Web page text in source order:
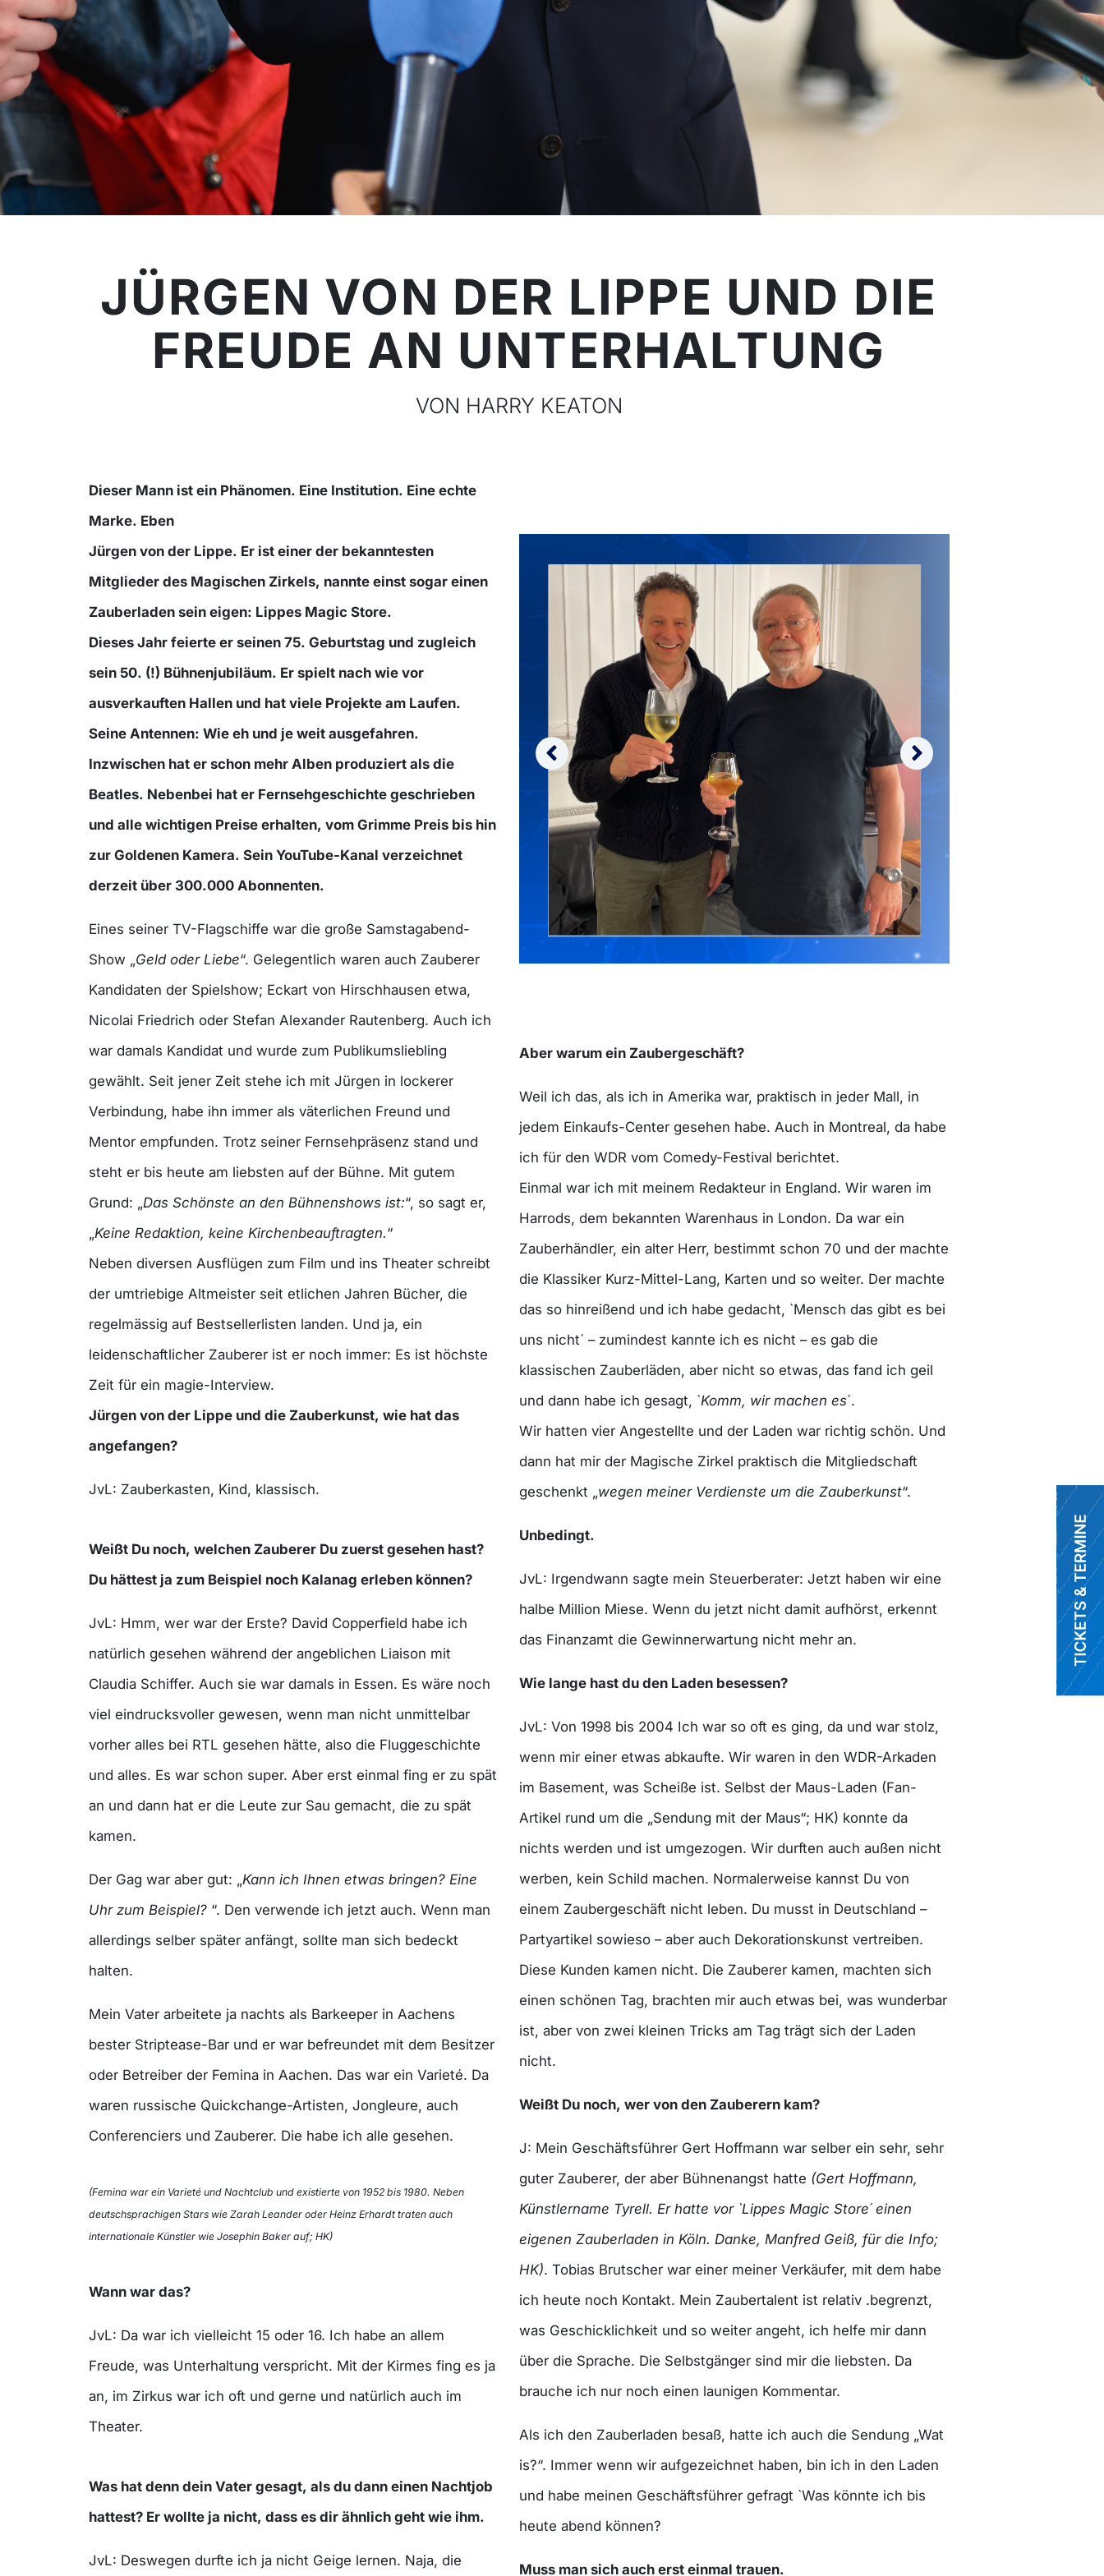
JÜRGEN VON DER LIPPE UND DIE
FREUDE AN UNTERHALTUNG
VON HARRY KEATON
Dieser Mann ist ein Phänomen. Eine Institution. Eine echte
Marke. Eben
Jürgen von der Lippe. Er ist einer der bekanntesten
Mitglieder des Magischen Zirkels, nannte einst sogar einen
Zauberladen sein eigen: Lippes Magic Store.
Dieses Jahr feierte er seinen 75. Geburtstag und zugleich
sein 50. (!) Bühnenjubiläum. Er spielt nach wie vor
ausverkauften Hallen und hat viele Projekte am Laufen.
Seine Antennen: Wie eh und je weit ausgefahren.
Inzwischen hat er schon mehr Alben produziert als die
Beatles. Nebenbei hat er Fernsehgeschichte geschrieben
und alle wichtigen Preise erhalten, vom Grimme Preis bis hin
zur Goldenen Kamera. Sein YouTube-Kanal verzeichnet
derzeit über 300.000 Abonnenten.
Eines seiner TV-Flagschiffe war die große Samstagabend-
Show „Geld oder Liebe“. Gelegentlich waren auch Zauberer
Kandidaten der Spielshow; Eckart von Hirschhausen etwa,
Nicolai Friedrich oder Stefan Alexander Rautenberg. Auch ich
war damals Kandidat und wurde zum Publikumsliebling
gewählt. Seit jener Zeit stehe ich mit Jürgen in lockerer
Verbindung, habe ihn immer als väterlichen Freund und
Mentor empfunden. Trotz seiner Fernsehpräsenz stand und
steht er bis heute am liebsten auf der Bühne. Mit gutem
Grund: „Das Schönste an den Bühnenshows ist:“, so sagt er,
„Keine Redaktion, keine Kirchenbeauftragten.“
Neben diversen Ausflügen zum Film und ins Theater schreibt
der umtriebige Altmeister seit etlichen Jahren Bücher, die
regelmässig auf Bestsellerlisten landen. Und ja, ein
leidenschaftlicher Zauberer ist er noch immer: Es ist höchste
Zeit für ein magie-Interview.
Jürgen von der Lippe und die Zauberkunst, wie hat das
angefangen?
JvL: Zauberkasten, Kind, klassisch.
Weißt Du noch, welchen Zauberer Du zuerst gesehen hast?
Du hättest ja zum Beispiel noch Kalanag erleben können?
JvL: Hmm, wer war der Erste? David Copperfield habe ich
natürlich gesehen während der angeblichen Liaison mit
Claudia Schiffer. Auch sie war damals in Essen. Es wäre noch
viel eindrucksvoller gewesen, wenn man nicht unmittelbar
vorher alles bei RTL gesehen hätte, also die Fluggeschichte
und alles. Es war schon super. Aber erst einmal fing er zu spät
an und dann hat er die Leute zur Sau gemacht, die zu spät
kamen.
Der Gag war aber gut: „Kann ich Ihnen etwas bringen? Eine
Uhr zum Beispiel? “. Den verwende ich jetzt auch. Wenn man
allerdings selber später anfängt, sollte man sich bedeckt
halten.
Mein Vater arbeitete ja nachts als Barkeeper in Aachens
bester Striptease-Bar und er war befreundet mit dem Besitzer
oder Betreiber der Femina in Aachen. Das war ein Varieté. Da
waren russische Quickchange-Artisten, Jongleure, auch
Conferenciers und Zauberer. Die habe ich alle gesehen.
(Femina war ein Varieté und Nachtclub und existierte von 1952 bis 1980. Neben
deutschsprachigen Stars wie Zarah Leander oder Heinz Erhardt traten auch
internationale Künstler wie Josephin Baker auf; HK)
Wann war das?
JvL: Da war ich vielleicht 15 oder 16. Ich habe an allem
Freude, was Unterhaltung verspricht. Mit der Kirmes fing es ja
an, im Zirkus war ich oft und gerne und natürlich auch im
Theater.
Was hat denn dein Vater gesagt, als du dann einen Nachtjob
hattest? Er wollte ja nicht, dass es dir ähnlich geht wie ihm.
JvL: Deswegen durfte ich ja nicht Geige lernen. Naja, die
Aber warum ein Zaubergeschäft?
Weil ich das, als ich in Amerika war, praktisch in jeder Mall, in
jedem Einkaufs-Center gesehen habe. Auch in Montreal, da habe
ich für den WDR vom Comedy-Festival berichtet.
Einmal war ich mit meinem Redakteur in England. Wir waren im
Harrods, dem bekannten Warenhaus in London. Da war ein
Zauberhändler, ein alter Herr, bestimmt schon 70 und der machte
die Klassiker Kurz-Mittel-Lang, Karten und so weiter. Der machte
das so hinreißend und ich habe gedacht, `Mensch das gibt es bei
uns nicht´ – zumindest kannte ich es nicht – es gab die
klassischen Zauberläden, aber nicht so etwas, das fand ich geil
und dann habe ich gesagt, `Komm, wir machen es´.
Wir hatten vier Angestellte und der Laden war richtig schön. Und
dann hat mir der Magische Zirkel praktisch die Mitgliedschaft
geschenkt „wegen meiner Verdienste um die Zauberkunst“.
Unbedingt.
JvL: Irgendwann sagte mein Steuerberater: Jetzt haben wir eine
halbe Million Miese. Wenn du jetzt nicht damit aufhörst, erkennt
das Finanzamt die Gewinnerwartung nicht mehr an.
Wie lange hast du den Laden besessen?
JvL: Von 1998 bis 2004 Ich war so oft es ging, da und war stolz,
wenn mir einer etwas abkaufte. Wir waren in den WDR-Arkaden
im Basement, was Scheiße ist. Selbst der Maus-Laden (Fan-
Artikel rund um die „Sendung mit der Maus“; HK) konnte da
nichts werden und ist umgezogen. Wir durften auch außen nicht
werben, kein Schild machen. Normalerweise kannst Du von
einem Zaubergeschäft nicht leben. Du musst in Deutschland –
Partyartikel sowieso – aber auch Dekorationskunst vertreiben.
Diese Kunden kamen nicht. Die Zauberer kamen, machten sich
einen schönen Tag, brachten mir auch etwas bei, was wunderbar
ist, aber von zwei kleinen Tricks am Tag trägt sich der Laden
nicht.
Weißt Du noch, wer von den Zauberern kam?
J: Mein Geschäftsführer Gert Hoffmann war selber ein sehr, sehr
guter Zauberer, der aber Bühnenangst hatte (Gert Hoffmann,
Künstlername Tyrell. Er hatte vor `Lippes Magic Store´ einen
eigenen Zauberladen in Köln. Danke, Manfred Geiß, für die Info;
HK). Tobias Brutscher war einer meiner Verkäufer, mit dem habe
ich heute noch Kontakt. Mein Zaubertalent ist relativ .begrenzt,
was Geschicklichkeit und so weiter angeht, ich helfe mir dann
über die Sprache. Die Selbstgänger sind mir die liebsten. Da
brauche ich nur noch einen launigen Kommentar.
Als ich den Zauberladen besaß, hatte ich auch die Sendung „Wat
is?“. Immer wenn wir aufgezeichnet haben, bin ich in den Laden
und habe meinen Geschäftsführer gefragt `Was könnte ich bis
heute abend können?
Muss man sich auch erst einmal trauen.